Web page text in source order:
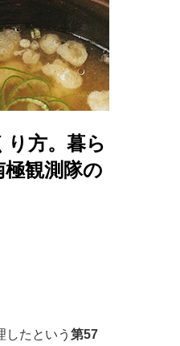
方。暮ら
観測隊の
したという 第57